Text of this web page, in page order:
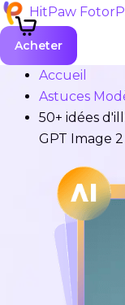
HitPaw
Acheter
Accueil
Astuces
50+ idées
GPT Image 2